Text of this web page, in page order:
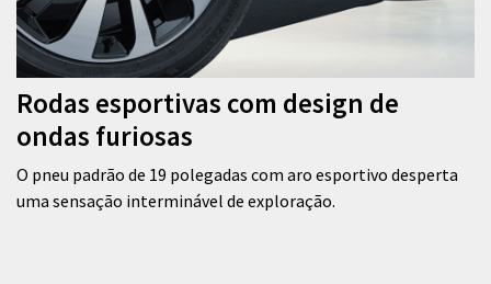
Rodas esportivas com design de
ondas furiosas
O pneu padrão de 19 polegadas com aro esportivo desperta
uma sensação interminável de exploração.